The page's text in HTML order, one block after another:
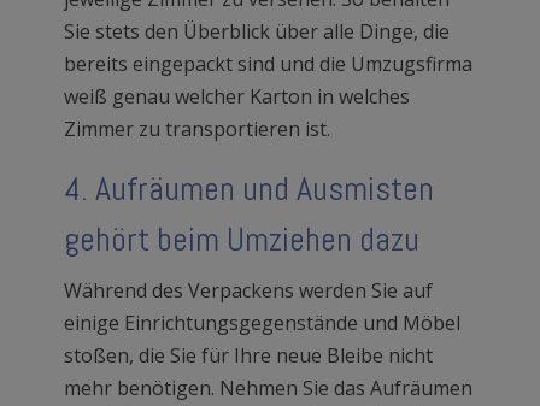
Sie stets den Überblick über alle Dinge, die
bereits eingepackt sind und die Umzugsfirma
weiß genau welcher Karton in welches
Zimmer zu transportieren ist.
4. Aufräumen und Ausmisten
gehört beim Umziehen dazu
Während des Verpackens werden Sie auf
einige Einrichtungsgegenstände und Möbel
stoßen, die Sie für Ihre neue Bleibe nicht
mehr benötigen. Nehmen Sie das Aufräumen